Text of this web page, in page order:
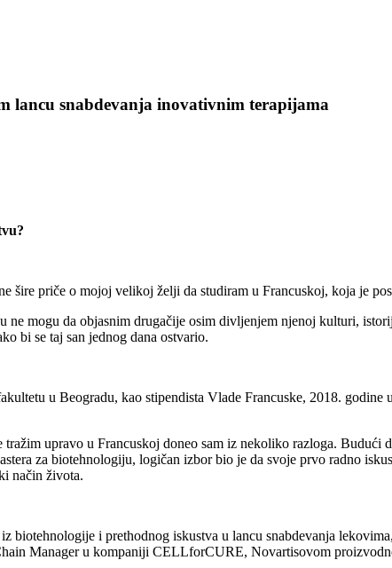
lancu snabdevanja inovativnim terapijama
šire priče o mojoj velikoj želji da studiram u Francuskoj, koja je
ne mogu da objasnim drugačije osim divljenjem njenoj kulturi,
bi se taj san jednog dana ostvario.
u Beogradu, kao stipendista Vlade Francuske, 2018.
upravo u Francuskoj doneo sam iz nekoliko razloga.
za biotehnologiju, logičan izbor bio je da svoje prvo radno
način života.
biotehnologije i prethodnog iskustva u lancu snabdevanja
Manager u kompaniji CELLforCURE, Novartisovom